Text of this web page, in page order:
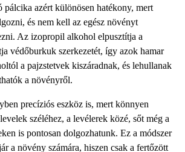
azért különösen hatékony, mert
és nem kell az egész növényt
Az izopropil alkohol elpusztítja a
védőburkuk szerkezetét, így azok hamar
a pajzstetvek kiszáradnak, és lehullanak
a növényről.
precíziós eszköz is, mert könnyen
széléhez, a levélerek közé, sőt még a
is pontosan dolgozhatunk. Ez a módszer
a növény számára, hiszen csak a fertőzött